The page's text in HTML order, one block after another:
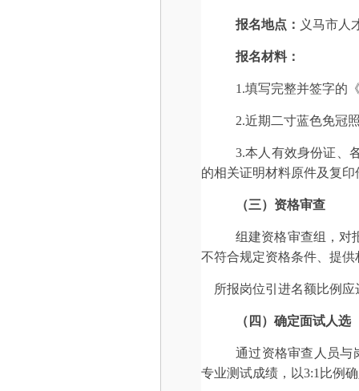
报名地点 ： 义马市人
报名材料：
1.填写完整并签字的
2.近期二寸蓝色免冠
3.本人有效身份证、
的相关证明材料原件及复印
（三） 资格审查
组建资格审查组，对
不符合规定资格条件、提
所报岗位引进名额比例应
（ 四 ）确定面试人选
通过资格审查人员与
专业测试成绩，以3:1比例